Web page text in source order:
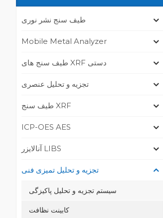
طیف سنج نشر نوری
Mobile Metal Analyzer
طیف سنج های XRF دستی
تجزیه و تحلیل عنصری
طیف سنج XRF
ICP-OES AES
آنالایزر LIBS
تجزیه و تحلیل تمیزی فنی
سیستم تجزیه و تحلیل پاکیزگی
کابینت نظافت